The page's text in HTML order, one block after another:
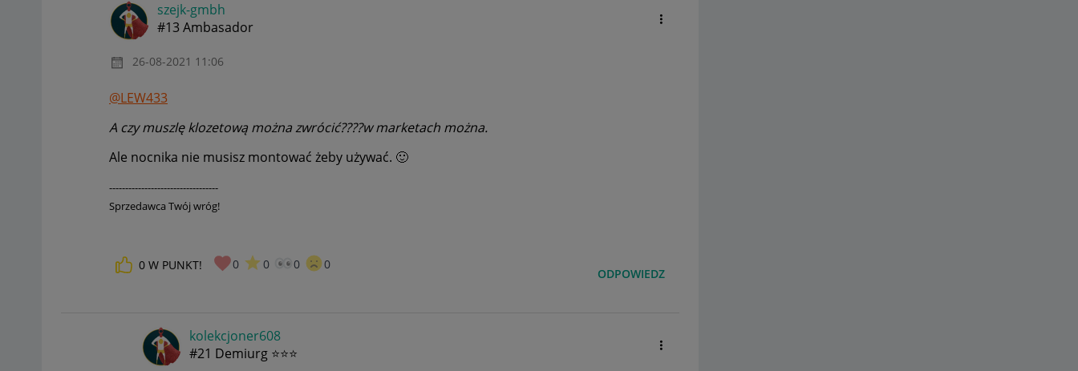
szejk-gmbh
#13 Ambasador
‎26-08-2021 11:06
@LEW433
A czy muszlę klozetową można zwrócić????w marketach można.
Ale nocnika nie musisz montować żeby używać. 🙂
----------------------------------
Sprzedawca Twój wróg!
0 W PUNKT! 0 0 0 0
ODPOWIEDZ
kolekcjoner608
#21 Demiurg ⭐⭐⭐